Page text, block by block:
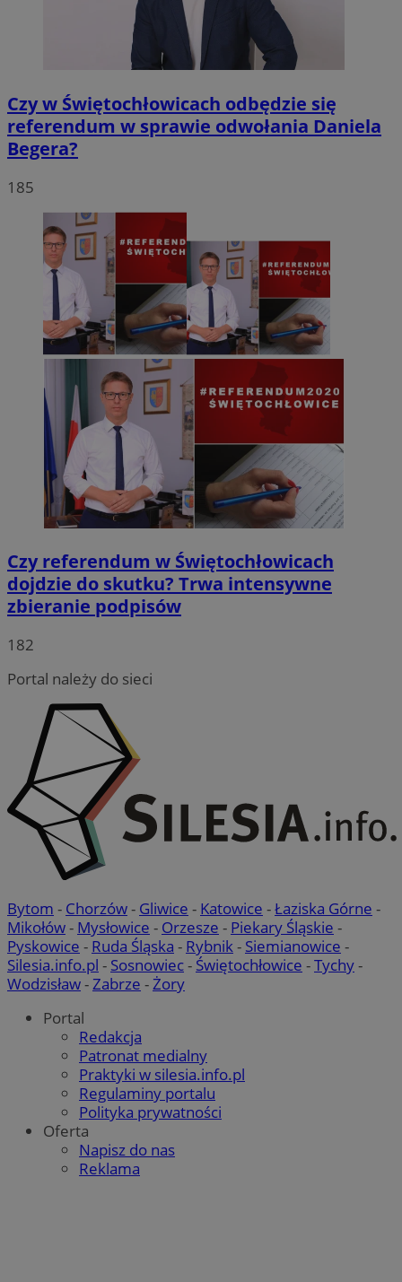
Czy w Świętochłowicach odbędzie się
referendum w sprawie odwołania Daniela
Begera?
185
Czy referendum w Świętochłowicach
dojdzie do skutku? Trwa intensywne
zbieranie podpisów
182
Portal należy do sieci
Bytom - Chorzów- Gliwice - Katowice -Łaziska Górne -
Mikołów- Mysłowice - Orzesze - Piekary Śląskie -
Pyskowice - Ruda Śląska - Rybnik- Siemianowice -
Silesia.info.pl - Sosnowiec- Świętochłowice -Tychy-
Wodzisław-Zabrze -Żory
Portal
Redakcja
Patronat medialny
Praktyki w silesia.info.pl
Regulaminy portalu
Polityka prywatności
Oferta
Napisz do nas
Reklama